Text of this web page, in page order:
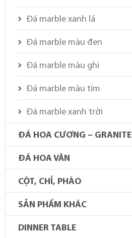
Đá marble xanh lá
Đá marble màu đen
Đá marble màu ghi
Đá marble màu tím
Đá marble xanh trời
ĐÁ HOA CƯƠNG – GRANITE
ĐÁ HOA VĂN
CỘT, CHỈ, PHÀO
SẢN PHẨM KHÁC
DINNER TABLE